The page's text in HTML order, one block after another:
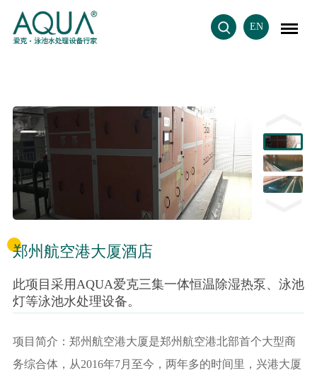
EN
郑州航空港大厦酒店
此项目采用AQUA爱克三集一体恒温除湿热泵、泳池
灯等泳池水处理设备。
项目简介：郑州航空港大厦是郑州航空港北部首个大型商
务综合体，从2016年7月至今，两年多的时间里，兴港大厦